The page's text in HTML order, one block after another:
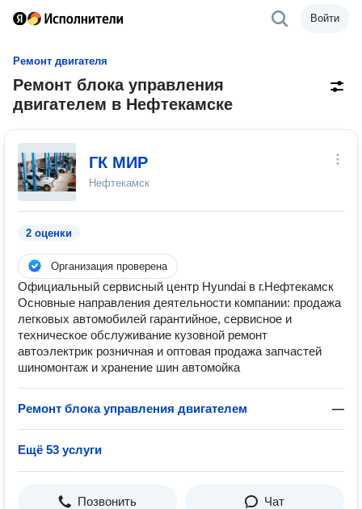
Войти
Ремонт двигателя
Ремонт блока управления
двигателем в Нефтекамске
ГК МИР
Нефтекамск
2 оценки
Организация проверена
Официальный сервисный центр Hyundai в г.Нефтекамск
Основные направления деятельности компании: продажа
легковых автомобилей гарантийное, сервисное и
техническое обслуживание кузовной ремонт
автоэлектрик розничная и оптовая продажа запчастей
шиномонтаж и хранение шин автомойка
Ремонт блока управления двигателем —
Ещё 53 услуги
Позвонить Чат